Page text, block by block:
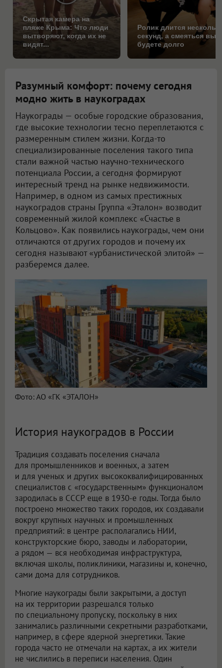
Скрытая камера на
пляже Крыма: Что люди
вытворяют, когда их не
видят...
Ролик длится
секунд, а смеяться вы
будете долго
Разумный комфорт: почему сегодня
модно жить в наукоградах
Наукограды — особые городские образования,
где высокие технологии тесно переплетаются с
размеренным стилем жизни. Когда-то
специализированные поселения такого типа
стали важной частью научно-технического
потенциала России, а сегодня формируют
интересный тренд на рынке недвижимости.
Например, в одном из самых престижных
наукоградов страны Группа «Эталон» возводит
современный жилой комплекс «Счастье в
Кольцово». Как появились наукограды, чем они
отличаются от других городов и почему их
сегодня называют «урбанистической элитой» —
разберемся далее.
Фото: АО «ГК «ЭТАЛОН»
История наукоградов в России
Традиция создавать поселения сначала
для промышленников и военных, а затем
и для ученых и других высококвалифицированных
специалистов с «государственным» функционалом
зародилась в СССР еще в 1930-е годы. Тогда было
построено множество таких городов, их создавали
вокруг крупных научных и промышленных
предприятий: в центре располагались НИИ,
конструкторские бюро, заводы и лаборатории,
а рядом — вся необходимая инфраструктура,
включая школы, поликлиники, магазины и, конечно,
сами дома для сотрудников.
Многие наукограды были закрытыми, а доступ
на их территории разрешался только
по специальному пропуску, поскольку в них
занимались различными секретными разработками,
например, в сфере ядерной энергетики. Такие
города часто не отмечали на картах, а их жители
не числились в переписи населения. Один